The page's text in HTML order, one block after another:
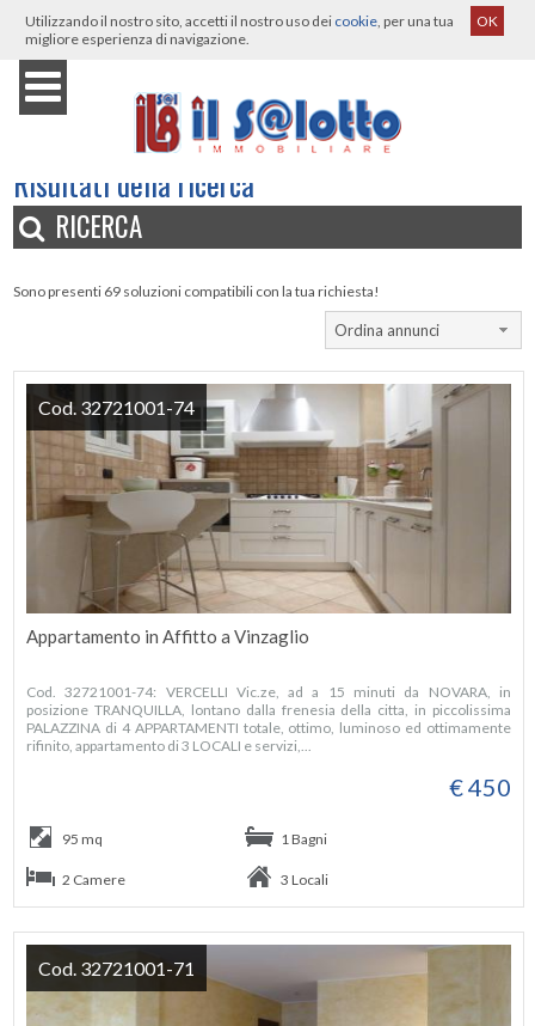
Utilizzando il nostro sito, accetti il nostro uso dei cookie, per una tua
migliore esperienza di navigazione.
OK
Immobili› Risultati della ricerca
Risultati della ricerca
RICERCA
Sono presenti 69 soluzioni compatibili con la tua richiesta!
Ordina annunci
Appartamento in Affitto a Vinzaglio
Cod. 32721001-74: VERCELLI Vic.ze, ad a 15 minuti da NOVARA, in
posizione TRANQUILLA, lontano dalla frenesia della citta, in piccolissima
PALAZZINA di 4 APPARTAMENTI totale, ottimo, luminoso ed ottimamente
rifinito, appartamento di 3 LOCALI e servizi,...
€ 450
Cod. 32721001-74
95 mq 1 Bagni
2 Camere 3 Locali
Cod. 32721001-71